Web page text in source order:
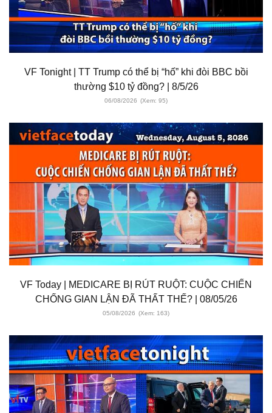
VF Tonight | TT Trump có thể bị “hố” khi đòi BBC bồi
thường $10 tỷ đồng? | 8/5/26
06/08/2026 (Xem: 95)
VF Today | MEDICARE BỊ RÚT RUỘT: CUỘC CHIẾN
CHỐNG GIAN LẬN ĐÃ THẤT THẾ? | 08/05/26
05/08/2026 (Xem: 163)